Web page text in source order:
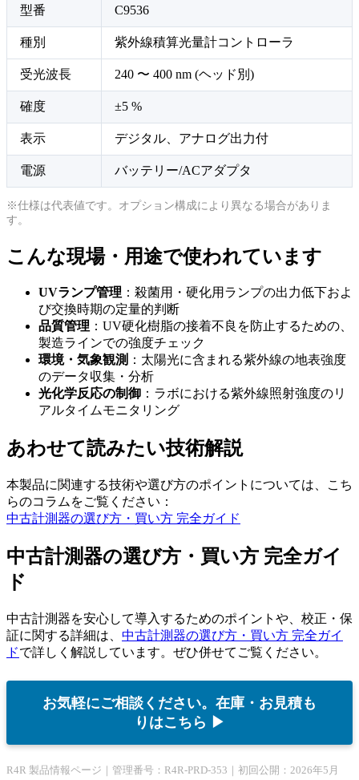
型番 C9536
種別 紫外線積算光量計コントローラ
受光波長 240 〜 400 nm (ヘッド別)
確度 ±5 %
表示 デジタル、アナログ出力付
電源 バッテリー/ACアダプタ
※仕様は代表値です。オプション構成により異なる場合がありま
す。
こんな現場・用途で使われています
UVランプ管理 ：殺菌用・硬化用ランプの出力低下およ
び交換時期の定量的判断
品質管理 ：UV硬化樹脂の接着不良を防止するための、
製造ラインでの強度チェック
環境・気象観測 ：太陽光に含まれる紫外線の地表強度
のデータ収集・分析
光化学反応の制御 ：ラボにおける紫外線照射強度のリ
アルタイムモニタリング
あわせて読みたい技術解説
本製品に関連する技術や選び方のポイントについては、こち
らのコラムをご覧ください：
中古計測器の選び方・買い方 完全ガイド
中古計測器の選び方・買い方 完全ガイ
ド
中古計測器を安心して導入するためのポイントや、校正・保
証に関する詳細は、 中古計測器の選び方・買い方 完全ガイ
ドで詳しく解説しています。ぜひ併せてご覧ください。
お気軽にご相談ください。在庫・お見積も
りはこちら ▶
R4R 製品情報ページ｜管理番号：R4R-PRD-353｜初回公開：2026年5月